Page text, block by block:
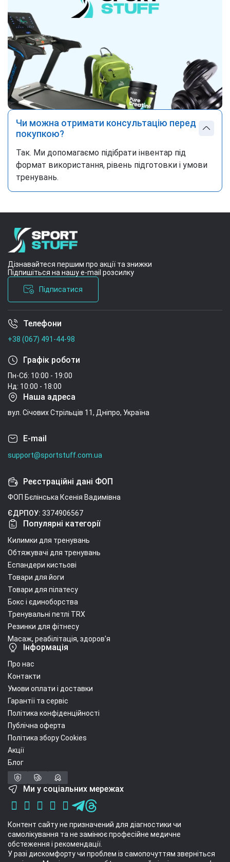
Чи можна отримати консультацію перед
покупкою?
Так. Ми допомагаємо підібрати інвентар під
формат використання, рівень підготовки і умови
тренувань.
Дізнавайтеся першим про акції та знижки
Підпишіться на нашу e-mail розсилку
Підписатися
Умови угоди
Телефони
+38 (067) 491-44-98
Графік роботи
Пн-Сб: 10:00 - 19:00
Нд: 10:00 - 18:00
Наша адреса
вул. Січових Стрільців 11, Дніпро, Україна
E-mail
support@sportstuff.com.ua
Реєстраційні дані ФОП
ФОП Бєлінська Ксенія Вадимівна
ЄДРПОУ: 3374906567
Популярні категорії
Килимки для тренувань
Обтяжувачі для тренувань
Еспандери кистьові
Товари для йоги
Товари для пілатесу
Бокс і єдиноборства
Тренувальні петлі TRX
Резинки для фітнесу
Масаж, реабілітація, здоров'я
Інформація
Про нас
Контакти
Умови оплати і доставки
Гарантії та сервіс
Політика конфіденційності
Публічна оферта
Політика збору Cookies
Акції
Блог
Ми у соціальних мережах
Контент сайту не призначений для діагностики чи
самолікування та не замінює професійне медичне
обстеження і рекомендації.
У разі дискомфорту чи проблем із самопочуттям зверніться